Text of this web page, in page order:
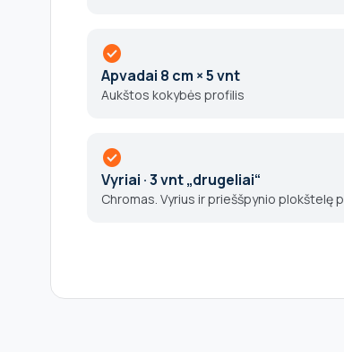
check_circle
Apvadai 8 cm × 5 vnt
Aukštos kokybės profilis
check_circle
Vyriai · 3 vnt „drugeliai“
Chromas. Vyrius ir prieššpynio plokštelę